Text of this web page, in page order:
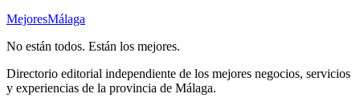
MejoresMálaga
No están todos. Están los mejores.
Directorio editorial independiente de los mejores negocios, servicios
y experiencias de la provincia de Málaga.